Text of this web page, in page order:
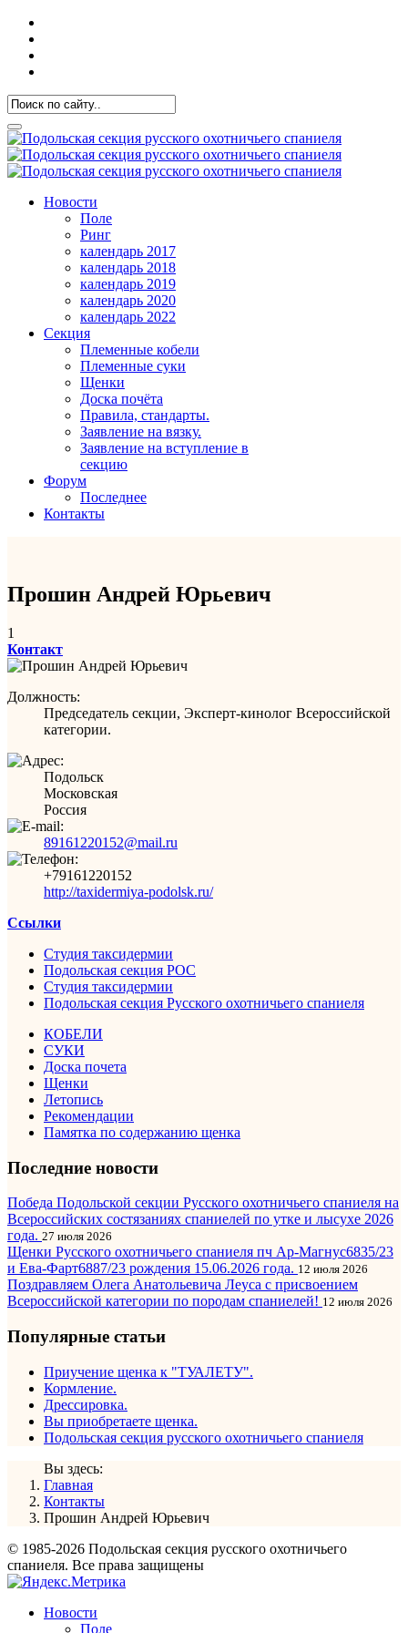
Новости
Поле
Ринг
календарь 2017
календарь 2018
календарь 2019
календарь 2020
календарь 2022
Секция
Племенные кобели
Племенные суки
Щенки
Доска почёта
Правила, стандарты.
Заявление на вязку.
Заявление на вступление в
секцию
Форум
Последнее
Контакты
Прошин Андрей Юрьевич
1
Контакт
Должность:
Председатель секции, Эксперт-кинолог Всероссийской
категории.
Подольск
Московская
Россия
89161220152@mail.ru
+79161220152
http://taxidermiya-podolsk.ru/
Ссылки
Студия таксидермии
Подольская секция РОС
Студия таксидермии
Подольская секция Русского охотничьего спаниеля
КОБЕЛИ
СУКИ
Доска почета
Щенки
Летопись
Рекомендации
Памятка по содержанию щенка
Последние новости
Победа Подольской секции Русского охотничьего спаниеля на
Всероссийских состязаниях спаниелей по утке и лысухе 2026
года. 27 июля 2026
Щенки Русского охотничьего спаниеля пч Ар-Магнус6835/23
и Ева-Фарт6887/23 рождения 15.06.2026 года. 12 июля 2026
Поздравляем Олега Анатольевича Леуса с присвоением
Всероссийской категории по породам спаниелей! 12 июля 2026
Популярные статьи
Приучение щенка к "ТУАЛЕТУ".
Кормление.
Дрессировка.
Вы приобретаете щенка.
Подольская секция русского охотничьего спаниеля
Вы здесь:
Главная
Контакты
Прошин Андрей Юрьевич
© 1985-2026 Подольская секция русского охотничьего
спаниеля. Все права защищены
Новости
Поле